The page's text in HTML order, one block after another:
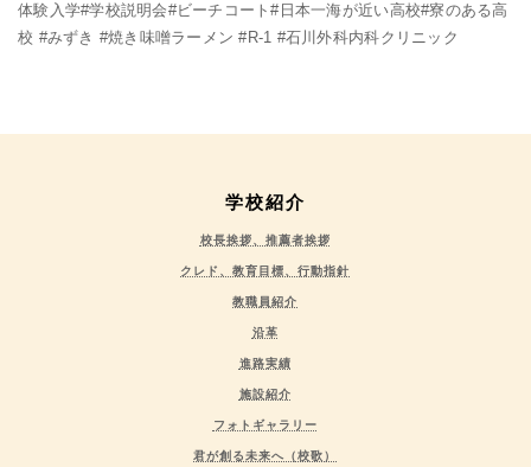
体験入学#学校説明会#ビーチコート#日本一海が近い高校#寮のある高
校 #みずき #焼き味噌ラーメン #R-1 #石川外科内科クリニック
学校紹介
校長挨拶、推薦者挨拶
クレド、教育目標、行動指針
教職員紹介
沿革
進路実績
施設紹介
フォトギャラリー
君が創る未来へ（校歌）